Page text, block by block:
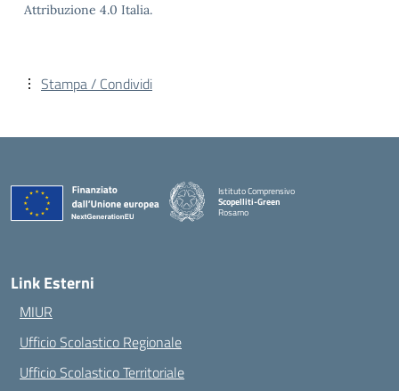
Attribuzione 4.0 Italia.
Stampa / Condividi
Istituto Comprensivo
Scopelliti-Green
Rosarno
Link Esterni
MIUR
Ufficio Scolastico Regionale
Ufficio Scolastico Territoriale